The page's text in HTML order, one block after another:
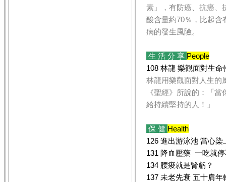
素」，有防癌、抗癌、
酸含量約70％，比起含
病的發生風險。
生 活 分 享 People
108 林龍 樂觀面對生命
林龍用樂觀面對人生的
《聖經》所說的：「
給持續堅持的人！」
保 健 Health
126 進出游泳池 當心染
131 降血壓藥 一吃就
134 腰痠就是腎虧？
137 未老先衰 五十肩年